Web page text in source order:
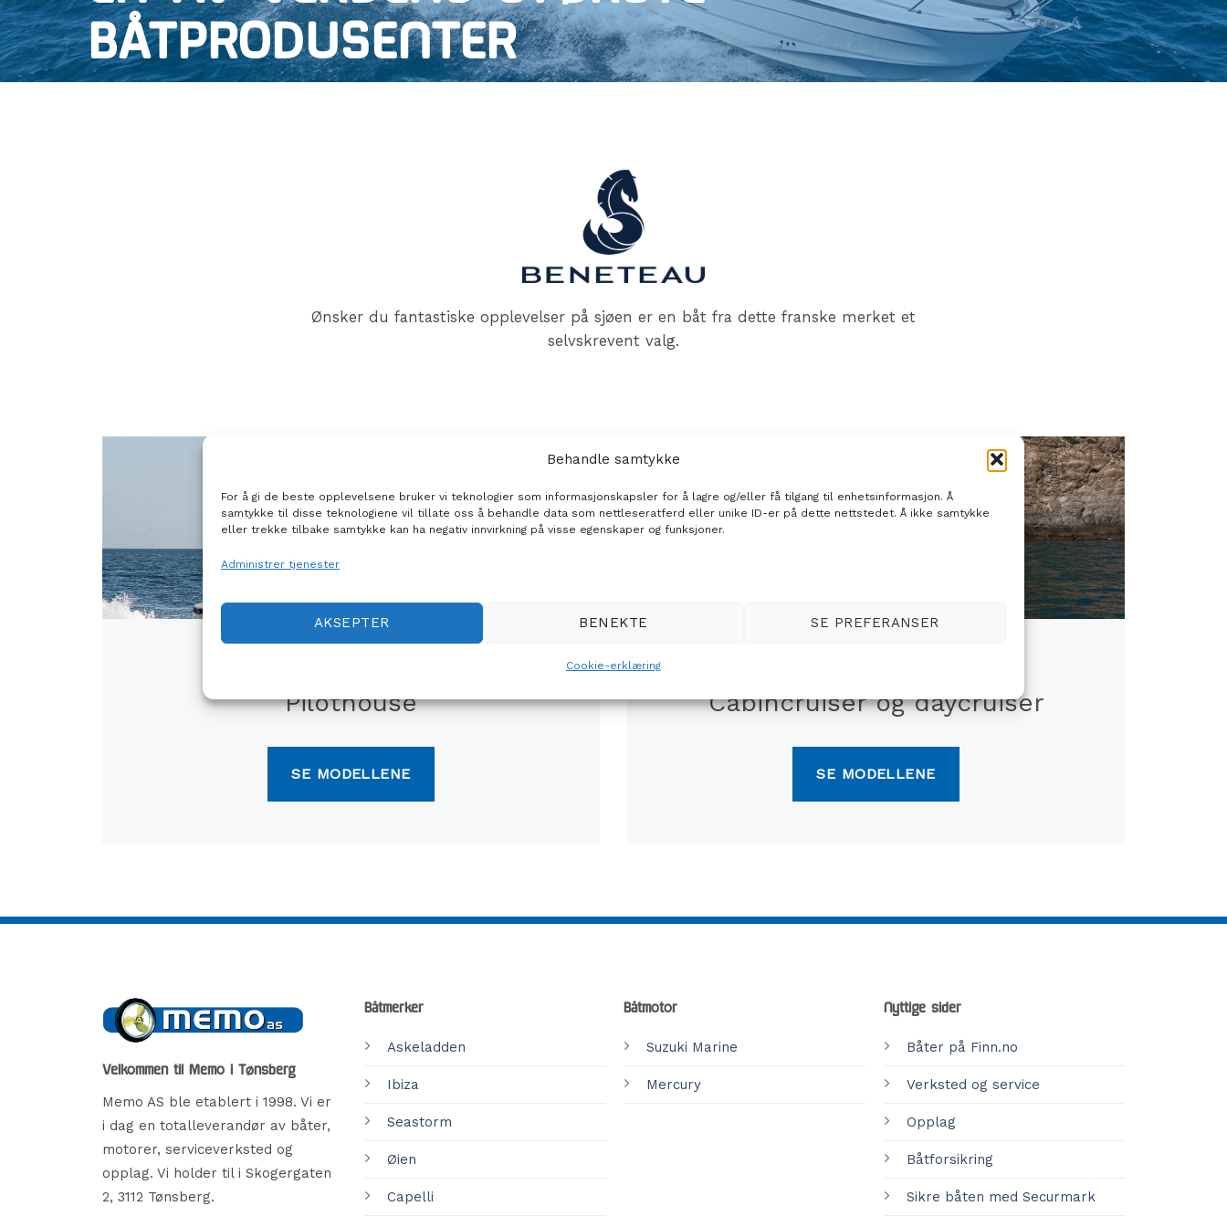
Behandle samtykke
For å gi de beste opplevelsene bruker vi teknologier som informasjonskapsler for å lagre og/eller få tilgang til enhetsinformasjon. Å
samtykke til disse teknologiene vil tillate oss å behandle data som nettleseratferd eller unike ID-er på dette nettstedet. Å ikke samtykke
eller trekke tilbake samtykke kan ha negativ innvirkning på visse egenskaper og funksjoner.
Administrer tjenester
AKSEPTER BENEKTE SE PREFERANSER
Cookie-erklæring
BÅTPRODUSENTER
Ønsker du fantastiske opplevelser på sjøen er en båt fra dette franske merket et
selvskrevent valg.
Pilothouse
SE MODELLENE
Cabincruiser og daycruiser
SE MODELLENE
Velkommen til Memo i Tønsberg
Memo AS ble etablert i 1998. Vi er
i dag en totalleverandør av båter,
motorer, serviceverksted og
opplag. Vi holder til i Skogergaten
2, 3112 Tønsberg.
Båtmerker
Askeladden
Ibiza
Seastorm
Øien
Capelli
Båtmotor
Suzuki Marine
Mercury
Nyttige sider
Båter på Finn.no
Verksted og service
Opplag
Båtforsikring
Sikre båten med Securmark